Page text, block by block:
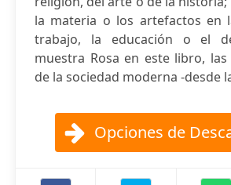
la materia o los artefactos en
trabajo, la educación o el
muestra Rosa en este libro,
de la sociedad moderna -desde
Opciones de